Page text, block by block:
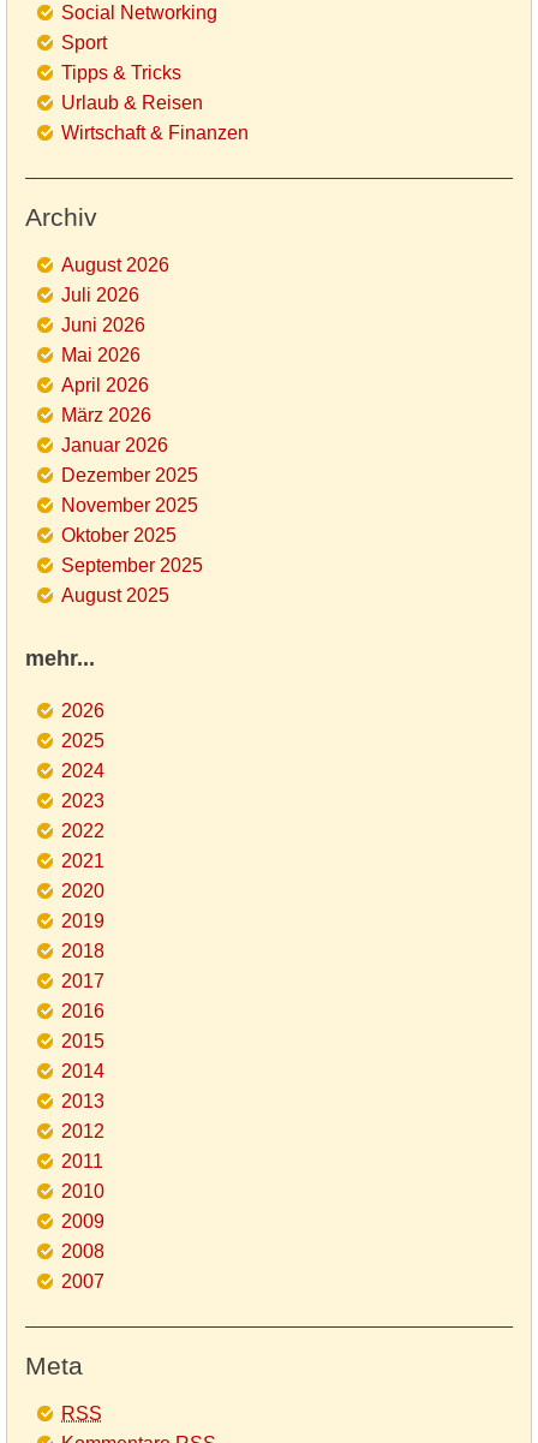
Social Networking
Sport
Tipps & Tricks
Urlaub & Reisen
Wirtschaft & Finanzen
Archiv
August 2026
Juli 2026
Juni 2026
Mai 2026
April 2026
März 2026
Januar 2026
Dezember 2025
November 2025
Oktober 2025
September 2025
August 2025
mehr...
2026
2025
2024
2023
2022
2021
2020
2019
2018
2017
2016
2015
2014
2013
2012
2011
2010
2009
2008
2007
Meta
RSS